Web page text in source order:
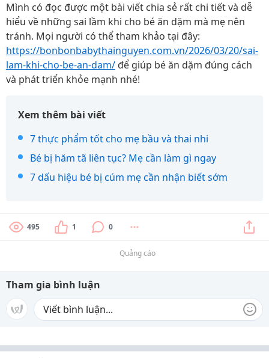
Mình có đọc được một bài viết chia sẻ rất chi tiết và dễ
hiểu về những sai lầm khi cho bé ăn dặm mà mẹ nên
tránh. Mọi người có thể tham khảo tại đây:
https://bonbonbabythainguyen.com.vn/2026/03/20/sai-
lam-khi-cho-be-an-dam/ để giúp bé ăn dặm đúng cách
và phát triển khỏe mạnh nhé!
Xem thêm bài viết
7 thực phẩm tốt cho mẹ bầu và thai nhi
Bé bị hăm tã liên tục? Mẹ cần làm gì ngay
7 dấu hiệu bé bị cúm mẹ cần nhận biết sớm
495 1 0
Quảng cáo
Tham gia bình luận